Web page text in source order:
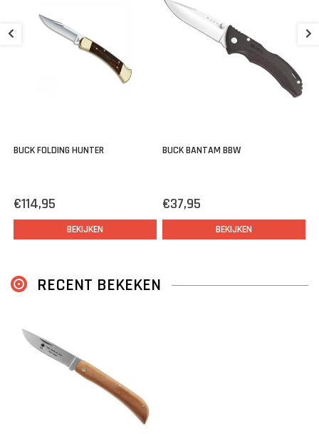
BUCK FOLDING HUNTER
€114,95
BEKIJKEN
BUCK BANTAM BBW
€37,95
BEKIJKEN
RECENT BEKEKEN